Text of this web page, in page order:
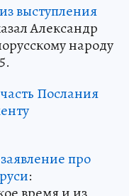
выступления
Александр
народу
Послания
про
: